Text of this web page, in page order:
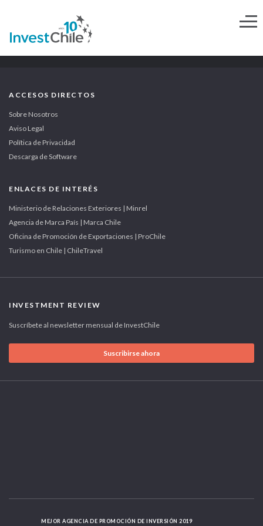
ACCESOS DIRECTOS
Sobre Nosotros
Aviso Legal
Política de Privacidad
Descarga de Software
ENLACES DE INTERÉS
Ministerio de Relaciones Exteriores | Minrel
Agencia de Marca País | Marca Chile
Oficina de Promoción de Exportaciones | ProChile
Turismo en Chile | ChileTravel
INVESTMENT REVIEW
Suscríbete al newsletter mensual de InvestChile
Suscribirse ahora
MEJOR AGENCIA DE PROMOCIÓN DE INVERSIÓN 2019